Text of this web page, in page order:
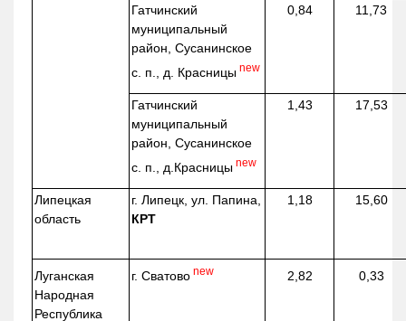
Гатчинский
муниципальный
район, Сусанинское
с. п., д. Красницы new
0,84 11,73
Гатчинский
муниципальный
район, Сусанинское
с. п., д.Красницы new
1,43 17,53
Липецкая
область
г. Липецк, ул. Папина,
КРТ
1,18 15,60
Луганская
Народная
Республика
г. Сватово new 2,82 0,33